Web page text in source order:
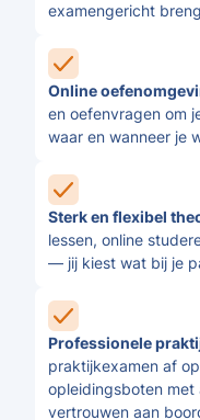
examengericht
Online
en oefenvragen om
waar en wanneer je
Sterk en flexibel
lessen, online
— jij kiest wat bij je
Professionele
praktijkexamen af
opleidingsboten
vertrouwen aan